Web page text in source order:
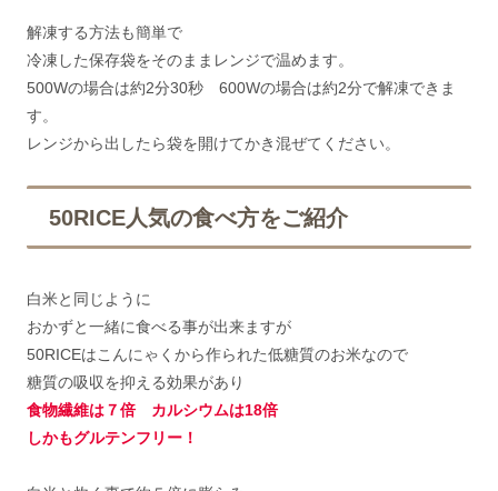
解凍する方法も簡単で
冷凍した保存袋をそのままレンジで温めます。
500Wの場合は約2分30秒 600Wの場合は約2分で解凍できま
す。
レンジから出したら袋を開けてかき混ぜてください。
50RICE人気の食べ方をご紹介
白米と同じように
おかずと一緒に食べる事が出来ますが
50RICEはこんにゃくから作られた低糖質のお米なので
糖質の吸収を抑える効果があり
食物繊維は７倍
カルシウムは18倍
しかもグルテンフリー！